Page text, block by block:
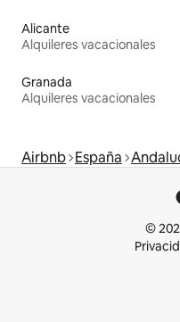
Alicante
Alquileres vacacionales
Granada
Alquileres vacacionales
Airbnb España
©